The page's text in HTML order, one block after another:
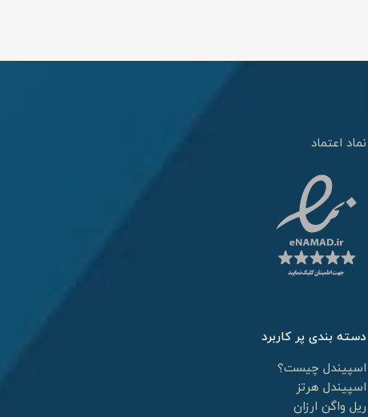
نماد اعتماد
دسته بندی پر کاربرد
اسپیندل چیست؟
اسپیندل هرتز
ریل واگن ارزان